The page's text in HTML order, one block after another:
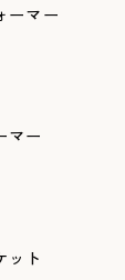
ーマー
マー
ット